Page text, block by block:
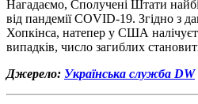
Нагадаємо, Сполучені Штати
від пандемії COVID-19. Згідно з
Хопкінса, натепер у США
випадків, число загиблих
Джерело: Українська служба DW